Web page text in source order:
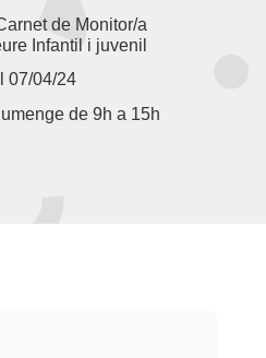
de Monitor/a
Infantil i juvenil
07/04/24
de 9h a 15h